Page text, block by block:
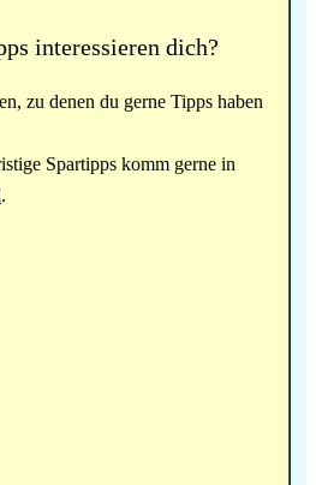
interessieren dich?
zu denen du gerne Tipps haben
Spartipps komm gerne in
.